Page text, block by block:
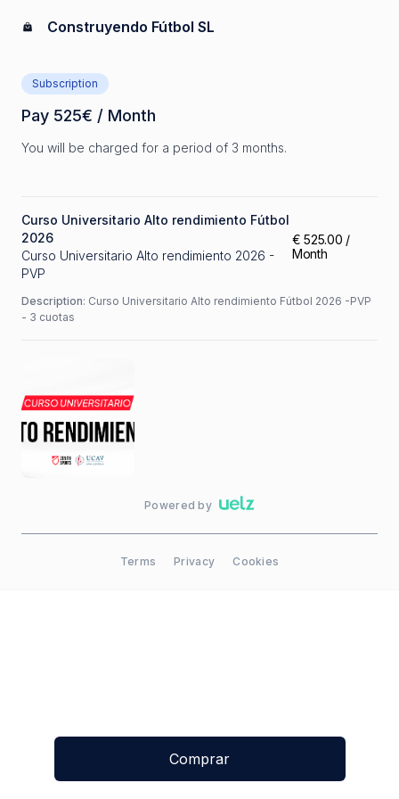
Construyendo Fútbol SL
Subscription
Pay 525€ / Month
You will be charged for a period of 3 months.
Curso Universitario Alto rendimiento Fútbol
2026
Curso Universitario Alto rendimiento 2026 -
PVP
€ 525.00 /
Month
Description: Curso Universitario Alto rendimiento Fútbol 2026 -PVP
- 3 cuotas
Powered by
Terms Privacy Cookies
Comprar